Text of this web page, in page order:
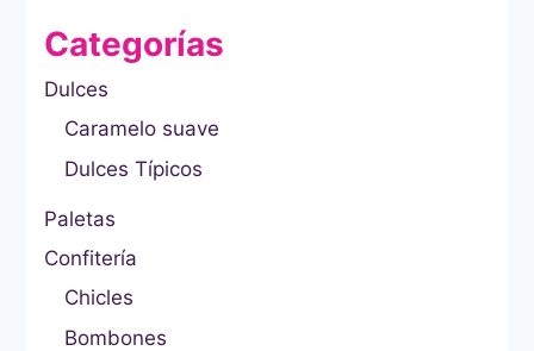
Categorías
Dulces
Caramelo suave
Dulces Típicos
Paletas
Confitería
Chicles
Bombones